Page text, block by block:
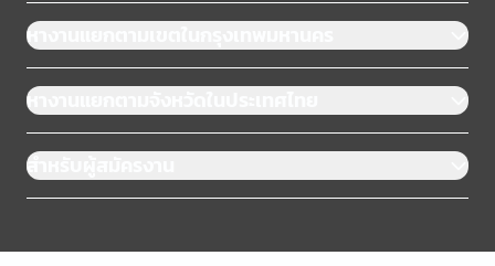
หางานแยกตามเขตในกรุงเทพมหานคร
หางานแยกตามจังหวัดในประเทศไทย
สำหรับผู้สมัครงาน